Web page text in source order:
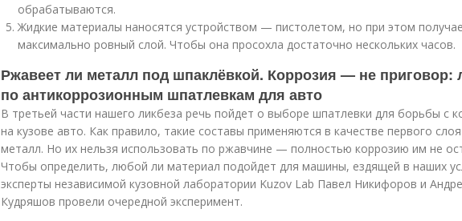
обрабатываются.
Жидкие материалы наносятся устройством — пистолетом, но при этом
максимально ровный слой. Чтобы она просохла достаточно нескольких часов.
Ржавеет ли металл под шпаклёвкой. Коррозия — не приговор:
по антикоррозионным шпатлевкам для авто
В третьей части нашего ликбеза речь пойдет о выборе шпатлевки для борьбы с
на кузове авто. Как правило, такие составы применяются в качестве первого
металл. Но их нельзя использовать по ржавчине — полностью коррозию им не
Чтобы определить, любой ли материал подойдет для машины, ездящей в наших
эксперты независимой кузовной лаборатории Kuzov Lab Павел Никифоров и
Кудряшов провели очередной эксперимент.